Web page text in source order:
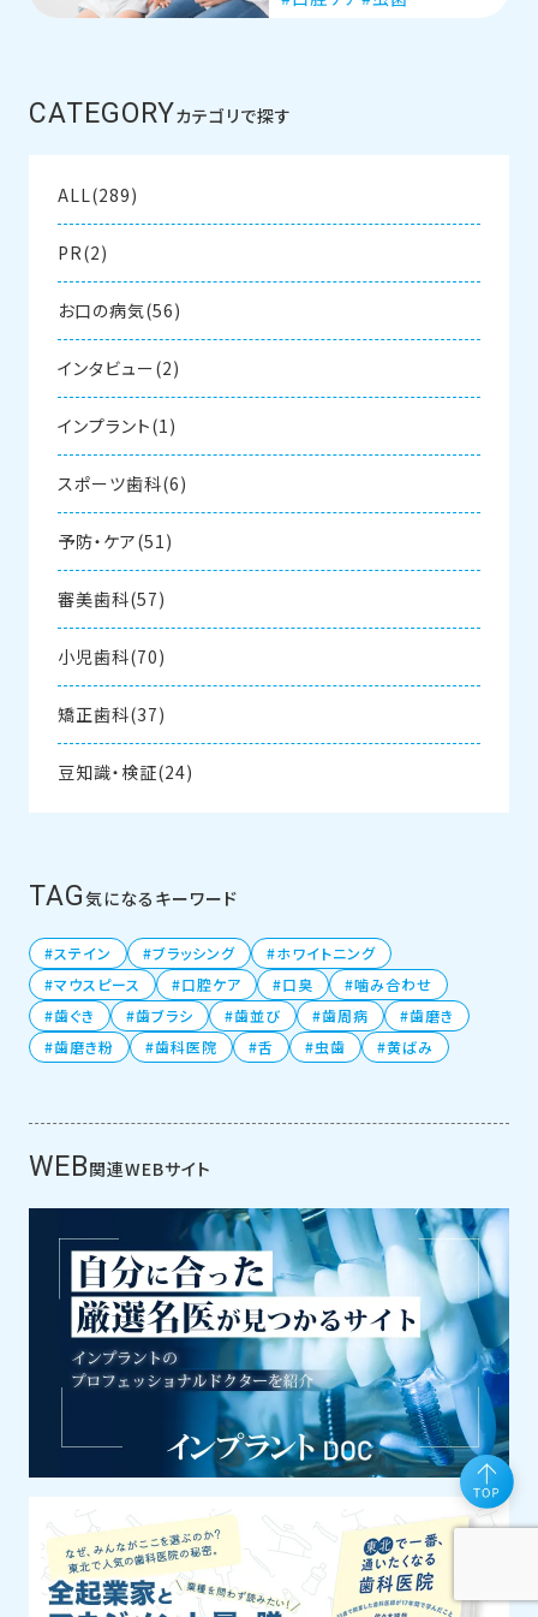
CATEGORYカテゴリで探す
ALL(289)
PR(2)
お口の病気(56)
インタビュー(2)
インプラント(1)
スポーツ歯科(6)
予防・ケア(51)
審美歯科(57)
小児歯科(70)
矯正歯科(37)
豆知識・検証(24)
TAG気になるキーワード
ステイン ブラッシング
ホワイトニング
マウスピース
口腔ケア 口臭
噛み合わせ
歯ぐき
歯ブラシ 歯並び 歯周病
歯磨き
歯磨き粉
歯科医院 舌 虫歯 黄ばみ
WEB関連WEBサイト